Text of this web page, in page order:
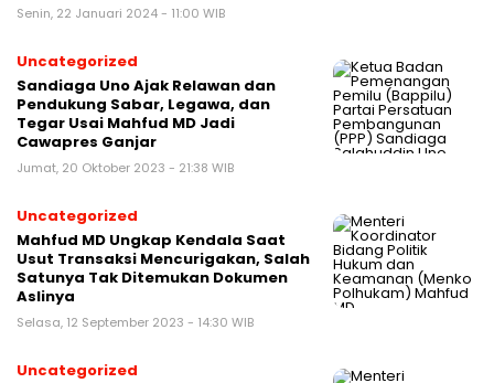
Senin, 22 Januari 2024 - 11:00 WIB
Uncategorized
Sandiaga Uno Ajak Relawan dan
Pendukung Sabar, Legawa, dan
Tegar Usai Mahfud MD Jadi
Cawapres Ganjar
Jumat, 20 Oktober 2023 - 21:38 WIB
Uncategorized
Mahfud MD Ungkap Kendala Saat
Usut Transaksi Mencurigakan, Salah
Satunya Tak Ditemukan Dokumen
Aslinya
Selasa, 12 September 2023 - 14:30 WIB
Uncategorized